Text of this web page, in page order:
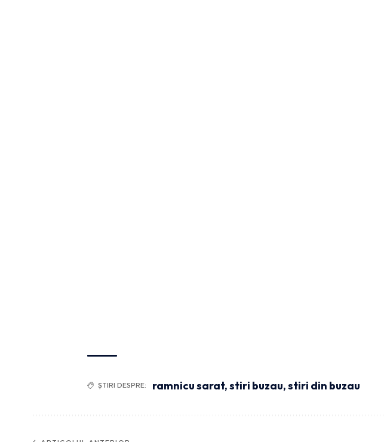
ȘTIRI DESPRE: ramnicu sarat,stiri buzau,stiri din buzau